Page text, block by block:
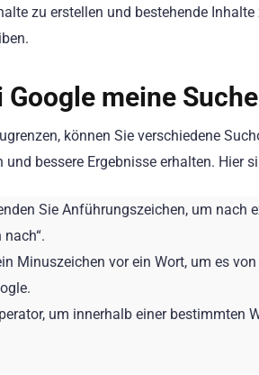
zu erstellen und bestehende
meine
können Sie verschiedene
bessere Ergebnisse erhalten. Hier
Sie Anführungszeichen, um nach
Minuszeichen vor ein Wort, um es
um innerhalb einer bestimmten